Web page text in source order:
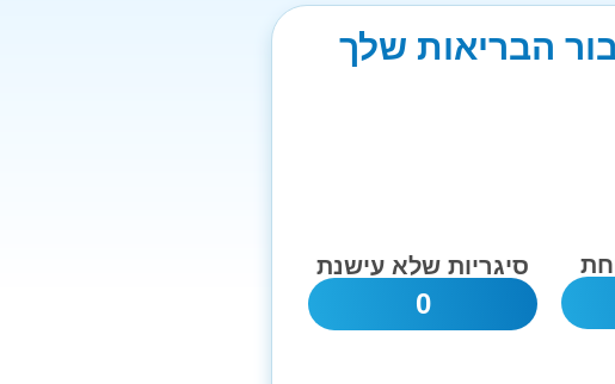
הבריאות שלך
סיגריות שלא עישנת
0